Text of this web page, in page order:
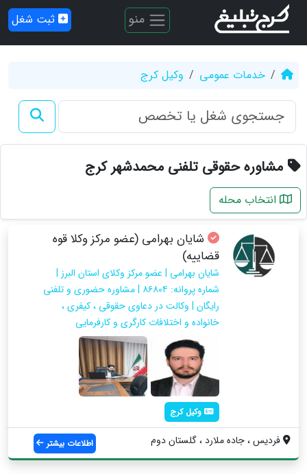
منو ثبت شغل
خدمات عمومی وکیل کرج
مشاوره حقوقی تلفنی محمدشهر کرج
انتخاب محله
شایان بهرامی (عضو مرکز وکلا قوه
قضاییه)
شایان بهرامی | عضو مرکز وکلای استان البرز |
شماره پروانه: ۸۶۸۰۴ | مشاوره حضوری و تلفنی
رایگان | وکالت در دعاوی حقوقی ، کیفری ،
خانواده و اختلافات کارگری و کارفرمایی
وکیل کرج
فردیس ، جاده ملارد ، گلستان دوم اطلاعات بیشتر